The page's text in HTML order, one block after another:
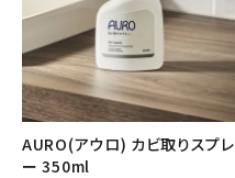
AURO(アウロ) カビ取りスプレ
ー 350ml